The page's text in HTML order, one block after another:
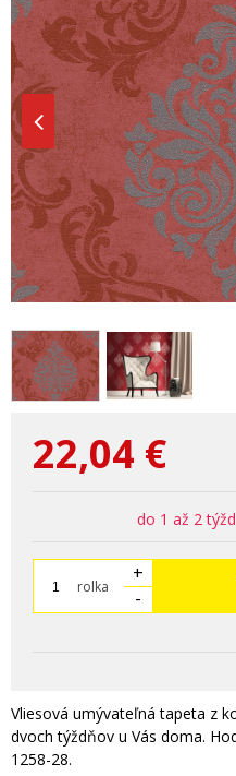
22,04 €
do 1 až 2
rolka
+
-
Vliesová umývateľná tapeta z
dvoch týždňov u Vás doma.
1258-28.